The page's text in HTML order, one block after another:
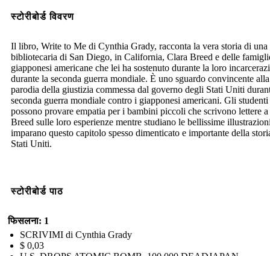
स्टोरीबोर्ड विवरण
Il libro, Write to Me di Cynthia Grady, racconta la vera storia di una
bibliotecaria di San Diego, in California, Clara Breed e delle
giapponesi americane che lei ha sostenuto durante la loro
durante la seconda guerra mondiale. È uno sguardo convincente alla
parodia della giustizia commessa dal governo degli Stati Uniti
seconda guerra mondiale contro i giapponesi americani. Gli studenti
possono provare empatia per i bambini piccoli che scrivono lettere
Breed sulle loro esperienze mentre studiano le bellissime
imparano questo capitolo spesso dimenticato e importante della
Stati Uniti.
स्टोरीबोर्ड पाठ
फिसलना: 1
SCRIVIMI di Cynthia Grady
$ 0,03